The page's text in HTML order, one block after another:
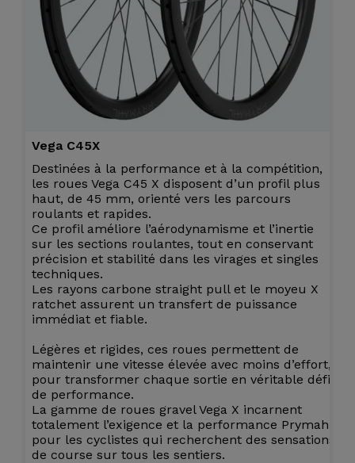
Vega C45X
Destinées à la performance et à la compétition,
les roues Vega C45 X disposent d’un profil plus
haut, de 45 mm, orienté vers les parcours
roulants et rapides.
Ce profil améliore l’aérodynamisme et l’inertie
sur les sections roulantes, tout en conservant
précision et stabilité dans les virages et singles
techniques.
Les rayons carbone straight pull et le moyeu X
ratchet assurent un transfert de puissance
immédiat et fiable.
Légères et rigides, ces roues permettent de
maintenir une vitesse élevée avec moins d’effort,
pour transformer chaque sortie en véritable défi
de performance.
La gamme de roues gravel Vega X incarnent
totalement l’exigence et la performance Prymahl
pour les cyclistes qui recherchent des sensations
de course sur tous les sentiers.